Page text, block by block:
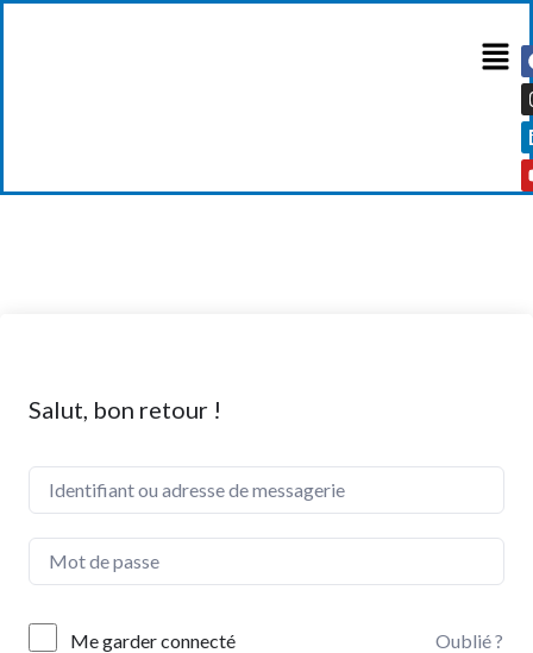
Salut, bon retour !
Me garder connecté Oublié ?